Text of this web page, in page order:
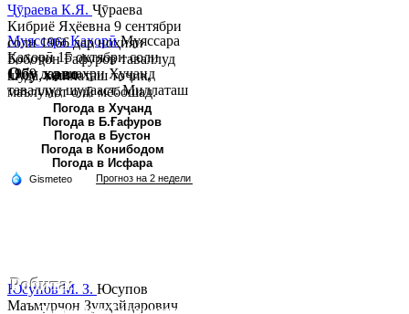
Муяссара ҚаҳорӣМуяссара
Қаҳорӣ 15 октябри соли
1979 дар шаҳри Хуҷанд
таваллуд шудааст. Миллаташ
тоҷик. Маълумот олӣ. Соли
2002 Донишгоҳи давлатии
Хуҷанд ба...
Ҷӯраева К.Я. Ҷӯраева
Кибриё Яҳёевна 9 сентябри
соли 1966 дар ноҳияи
Бобоҷон Ғафуров таваллуд
шуда, миллаташ тоҷик,
маълумот олӣ мебошад.
Соли 1997 Донишг...
Юсупов М. З. Юсупов
Маъмурҷон Зулҳайдарович
Обу хаво
Погода в Хуҷанд
Погода в Б.Ғафуров
Погода в Бустон
Погода в Конибодом
Погода в Исфара
Робита: